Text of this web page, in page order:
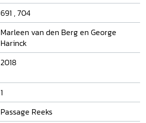
691 ,704
Marleen van den Berg en George
Harinck
2018
1
Passage Reeks